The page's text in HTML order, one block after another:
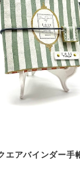
detail